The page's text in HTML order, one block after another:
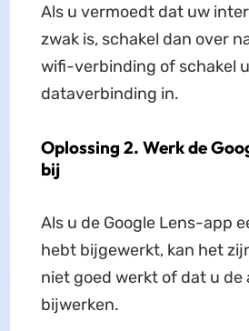
Als u vermoedt dat uw
zwak is, schakel dan over
wifi-verbinding of schakel
dataverbinding in.
Oplossing 2. Werk de
bij
Als u de Google Lens-app
hebt bijgewerkt, kan het
niet goed werkt of dat u de
bijwerken.